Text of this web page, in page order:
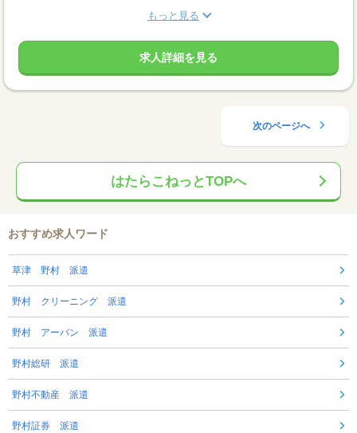
もっと見る
求人詳細を見る
次のページへ
はたらこねっとTOPへ
おすすめ求人ワード
草津 野村 派遣
野村 クリーニング 派遣
野村 アーバン 派遣
野村総研 派遣
野村不動産 派遣
野村証券 派遣